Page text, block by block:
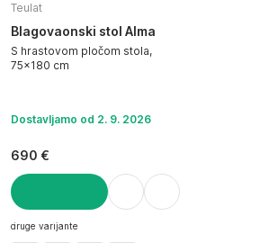
Teulat
Blagovaonski stol Alma
S hrastovom pločom stola,
75x180 cm
Dostavljamo od 2. 9. 2026
690 €
U KOŠARICU
druge varijante